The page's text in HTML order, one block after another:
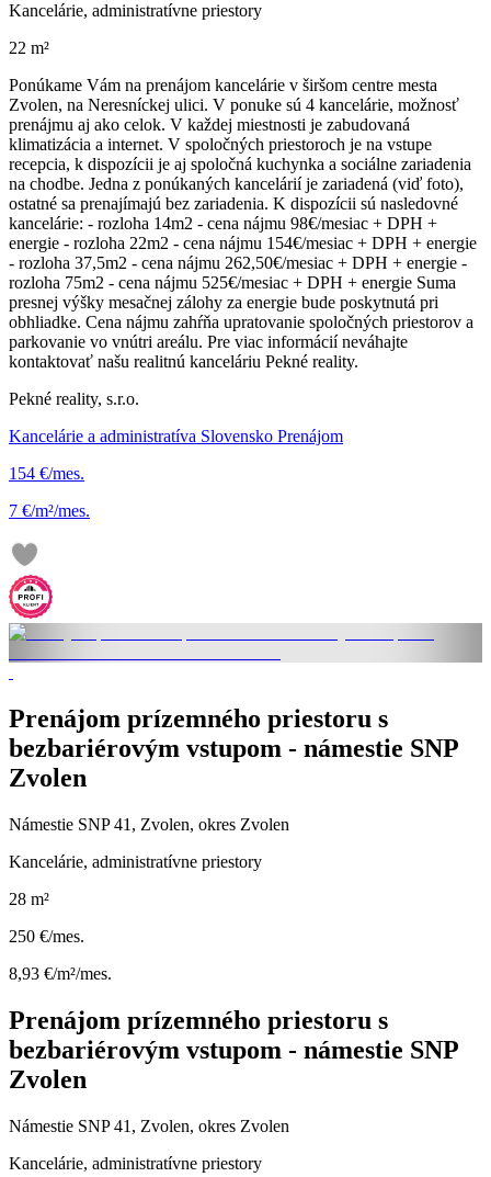
Kancelárie, administratívne priestory
22 m²
Ponúkame Vám na prenájom kancelárie v širšom centre mesta
Zvolen, na Neresníckej ulici. V ponuke sú 4 kancelárie, možnosť
prenájmu aj ako celok. V každej miestnosti je zabudovaná
klimatizácia a internet. V spoločných priestoroch je na vstupe
recepcia, k dispozícii je aj spoločná kuchynka a sociálne zariadenia
na chodbe. Jedna z ponúkaných kancelárií je zariadená (viď foto),
ostatné sa prenajímajú bez zariadenia. K dispozícii sú nasledovné
kancelárie: - rozloha 14m2 - cena nájmu 98€/mesiac + DPH +
energie - rozloha 22m2 - cena nájmu 154€/mesiac + DPH + energie
- rozloha 37,5m2 - cena nájmu 262,50€/mesiac + DPH + energie -
rozloha 75m2 - cena nájmu 525€/mesiac + DPH + energie Suma
presnej výšky mesačnej zálohy za energie bude poskytnutá pri
obhliadke. Cena nájmu zahŕňa upratovanie spoločných priestorov a
parkovanie vo vnútri areálu. Pre viac informácií neváhajte
kontaktovať našu realitnú kanceláriu Pekné reality.
Pekné reality, s.r.o.
Kancelárie a administratíva Slovensko Prenájom
154 €/mes.
7 €/m²/mes.
Prenájom prízemného priestoru s
bezbariérovým vstupom - námestie SNP
Zvolen
Námestie SNP 41, Zvolen, okres Zvolen
Kancelárie, administratívne priestory
28 m²
250 €/mes.
8,93 €/m²/mes.
Prenájom prízemného priestoru s
bezbariérovým vstupom - námestie SNP
Zvolen
Námestie SNP 41, Zvolen, okres Zvolen
Kancelárie, administratívne priestory